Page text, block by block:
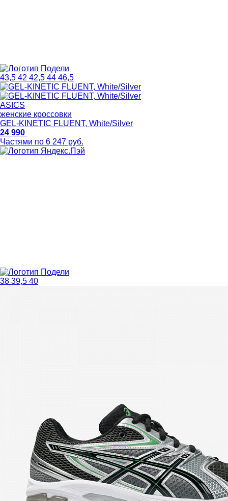
43,5 42 42,5 44 46,5
ASICS
женские кроссовки
GEL-KINETIC FLUENT, White/Silver
24 990
Частями по 6 247 руб.
38 39,5 40